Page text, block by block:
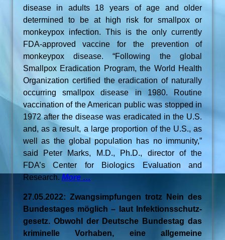
disease in adults 18 years of age and older
determined to be at high risk for smallpox or
monkeypox infection. This is the only currently
FDA-approved vaccine for the prevention of
monkeypox disease. “Following the global
Smallpox Eradication Program, the World Health
Organization certified the eradication of naturally
occurring smallpox disease in 1980. Routine
vaccination of the American public was stopped in
1972 after the disease was eradicated in the U.S.
and, as a result, a large proportion of the U.S., as
well as the global population has no immunity,”
said Peter Marks, M.D., Ph.D., director of the
FDA’s Center for Biologics Evaluation and
Research. More …
27.05.2022: Zwangsimpfungen trotz Nein des
Bundestages möglich – laut Infektionsschutz-
gesetz. Obwohl der Deutsche Bundestag das
kriminelle Vorhaben, eine allgemeine